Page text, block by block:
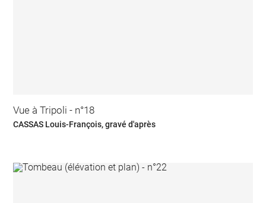
Vue à Tripoli - n°18
CASSAS Louis-François, gravé d'après